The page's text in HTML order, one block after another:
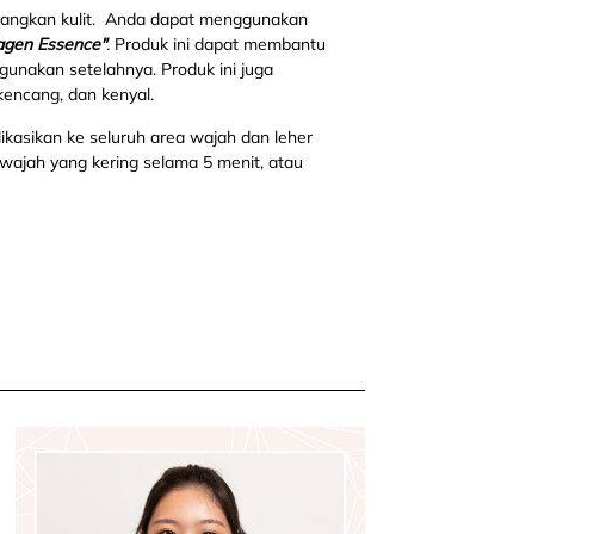
kulit. Anda dapat menggunakan
Essence". Produk ini dapat membantu
setelahnya. Produk ini juga
dan kenyal.
ke seluruh area wajah dan leher
yang kering selama 5 menit, atau